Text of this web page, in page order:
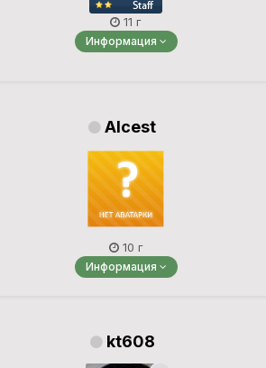
11 г
Информация
Alcest
10 г
Информация
kt608